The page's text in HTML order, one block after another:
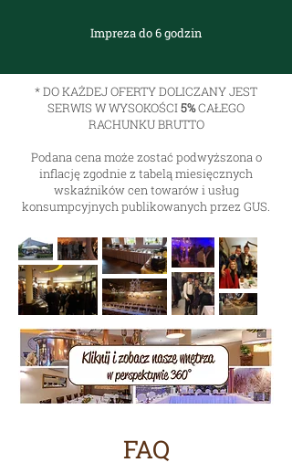
Impreza do 6 godzin
* DO KAŻDEJ OFERTY DOLICZANY JEST
SERWIS W WYSOKOŚCI5%CAŁEGO
RACHUNKU BRUTTO
Podana cena może zostać podwyższona o
inflację zgodnie z tabelą miesięcznych
wskaźników cen towarów i usług
konsumpcyjnych publikowanych przez GUS.
FAQ